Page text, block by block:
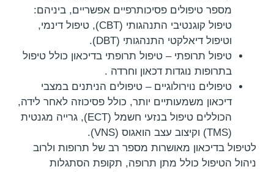
מספר טיפולים פסיכותרפיים אפשריים, ביניהם:
טיפול קוגנטיבי התנהגותי (CBT), טיפול דינמי,
וטיפול דיאלקטי התנהגותי (DBT).
טיפול תרופתי – טיפול תרופתי בדיכאון כולל טיפול
בתרופות נוגדות דכאון וחרדה .
טיפולים נוירולוגיים – טיפולים הניתנים במצבי
דיכאון משמעותיים יותר, כולל פסיכוזה לאחר לידה,
הכוללים טיפול בנזעי חשמל (ECT), גרייה מגנטית
(TMS) וקיצוב עצב הואגוס (VNS).
לטיפול בדיכאון מאושרות מספר רב של תרופות ולרוב
ניהול הטיפול כולל מתן תרופה, תקופת הסתגלות